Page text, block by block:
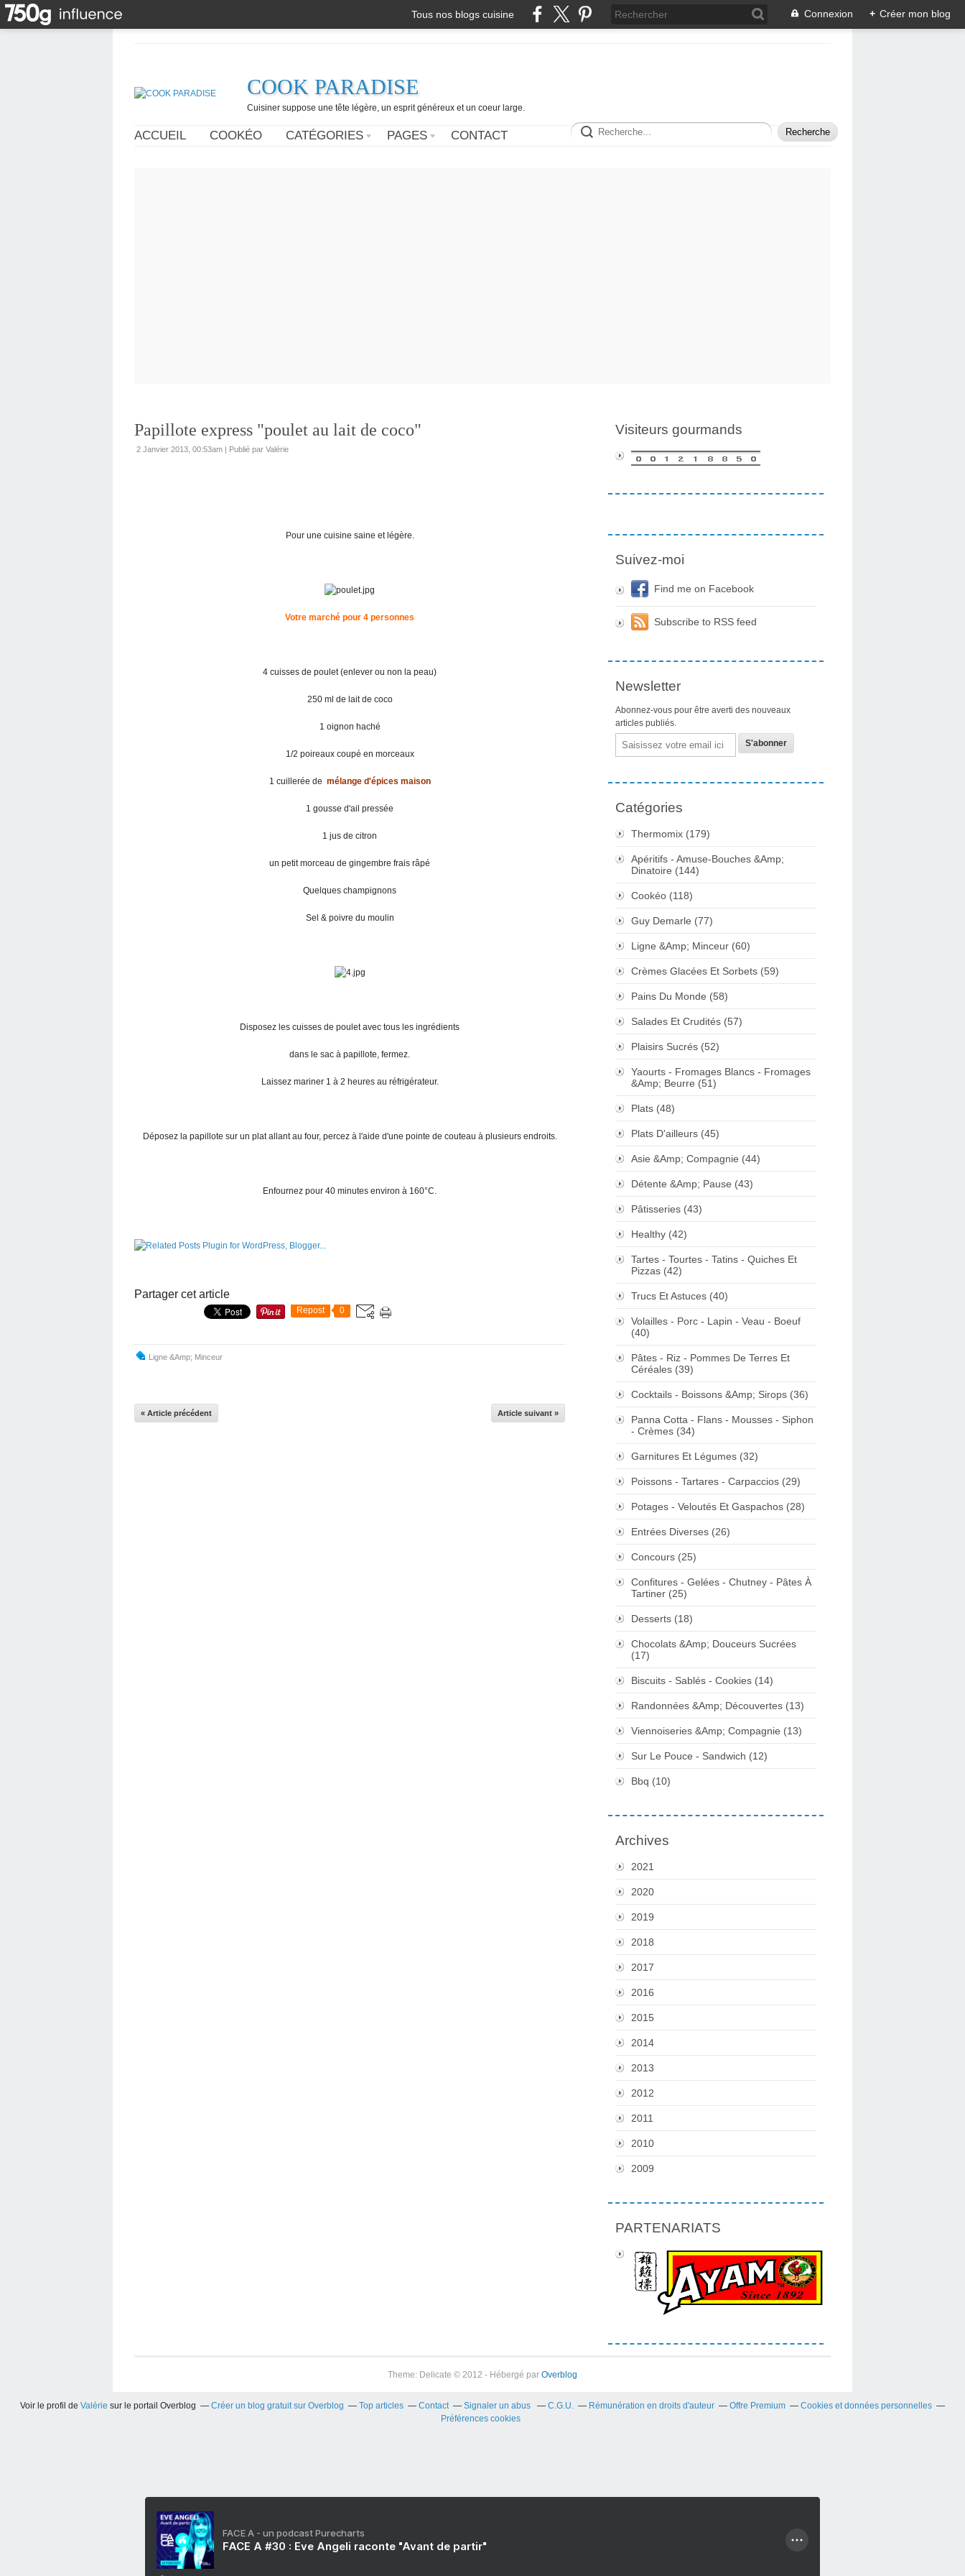
Tous nos blogs cuisine Connexion + Créer mon blog
COOK PARADISE
Cuisiner suppose une tête légère, un esprit généreux et un coeur large.
ACCUEIL COOKÉO CATÉGORIES PAGES CONTACT
Papillote express "poulet au lait de coco"
2 Janvier 2013, 00:53am | Publié par Valérie
Pour une cuisine saine et légère.
Votre marché pour 4 personnes
4 cuisses de poulet (enlever ou non la peau)
250 ml de lait de coco
1 oignon haché
1/2 poireaux coupé en morceaux
1 cuillerée de mélange d'épices maison
1 gousse d'ail pressée
1 jus de citron
un petit morceau de gingembre frais râpé
Quelques champignons
Sel & poivre du moulin
Disposez les cuisses de poulet avec tous les ingrédients
dans le sac à papillote, fermez.
Laissez mariner 1 à 2 heures au réfrigérateur.
Déposez la papillote sur un plat allant au four, percez à l'aide d'une pointe de couteau à plusieurs endroits.
Enfournez pour 40 minutes environ à 160°C.
Partager cet article
Repost 0
Ligne &Amp; Minceur
« Article précédent Article suivant »
Visiteurs gourmands
Suivez-moi
Find me on Facebook
Subscribe to RSS feed
Newsletter
Abonnez-vous pour être averti des nouveaux
articles publiés.
Email
Catégories
Thermomix (179)
Apéritifs - Amuse-Bouches &Amp;
Dinatoire (144)
Cookéo (118)
Guy Demarle (77)
Ligne &Amp; Minceur (60)
Crèmes Glacées Et Sorbets (59)
Pains Du Monde (58)
Salades Et Crudités (57)
Plaisirs Sucrés (52)
Yaourts - Fromages Blancs - Fromages
&Amp; Beurre (51)
Plats (48)
Plats D'ailleurs (45)
Asie &Amp; Compagnie (44)
Détente &Amp; Pause (43)
Pâtisseries (43)
Healthy (42)
Tartes - Tourtes - Tatins - Quiches Et
Pizzas (42)
Trucs Et Astuces (40)
Volailles - Porc - Lapin - Veau - Boeuf
(40)
Pâtes - Riz - Pommes De Terres Et
Céréales (39)
Cocktails - Boissons &Amp; Sirops (36)
Panna Cotta - Flans - Mousses - Siphon
- Crèmes (34)
Garnitures Et Légumes (32)
Poissons - Tartares - Carpaccios (29)
Potages - Veloutés Et Gaspachos (28)
Entrées Diverses (26)
Concours (25)
Confitures - Gelées - Chutney - Pâtes À
Tartiner (25)
Desserts (18)
Chocolats &Amp; Douceurs Sucrées
(17)
Biscuits - Sablés - Cookies (14)
Randonnées &Amp; Découvertes (13)
Viennoiseries &Amp; Compagnie (13)
Sur Le Pouce - Sandwich (12)
Bbq (10)
Archives
2021
2020
2019
2018
2017
2016
2015
2014
2013
2012
2011
2010
2009
PARTENARIATS
Theme: Delicate © 2012 - Hébergé par Overblog
Voir le profil de Valérie sur le portail Overblog Créer un blog gratuit sur Overblog Top articles Contact Signaler un abus C.G.U. Rémunération en droits d'auteur Offre Premium
Cookies et données personnelles
Préférences cookies
FACE A - un podcast Purecharts
FACE A #30 : Eve Angeli raconte "Avant de partir"